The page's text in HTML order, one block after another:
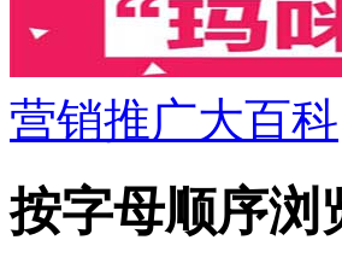
营销推广大百科
按字母顺序浏